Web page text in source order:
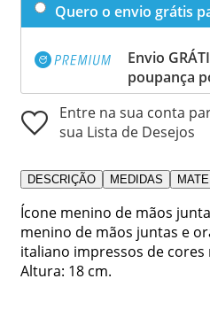
Quero o envio grátis
Envio
poupança
Entre na sua conta
sua Lista de Desejos
DESCRIÇÃO MEDIDAS
Ícone menino de mãos
menino de mãos juntas e
italiano impressos de
Altura: 18 cm.